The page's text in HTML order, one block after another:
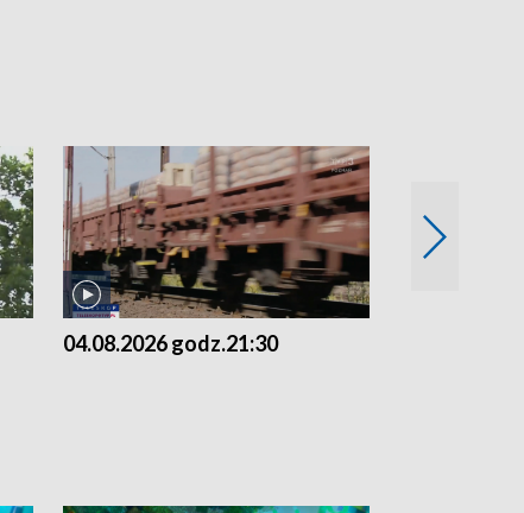
04.08.2026 godz.21:30